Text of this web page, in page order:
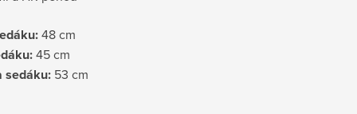
48 cm
45 cm
sedáku: 53 cm